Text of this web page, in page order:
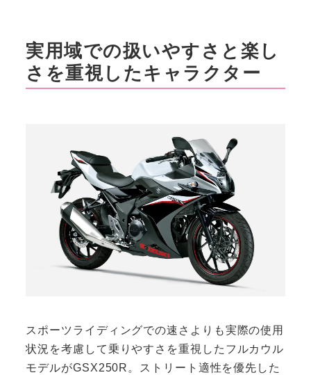
実用域での扱いやすさと楽し
さを重視したキャラクター
スポーツライディングでの速さよりも実際の使用
状況を考慮して乗りやすさを重視したフルカウル
モデルがGSX250R。ストリート適性を優先した